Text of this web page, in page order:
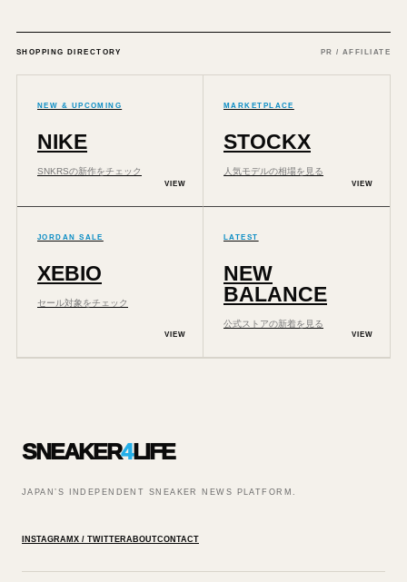
SHOPPING DIRECTORY PR / AFFILIATE
NEW & UPCOMING
NIKE
SNKRSの新作をチェック
VIEW
MARKETPLACE
STOCKX
人気モデルの相場を見る
VIEW
JORDAN SALE
XEBIO
セール対象をチェック
VIEW
LATEST
NEW
BALANCE
公式ストアの新着を見る
VIEW
SNEAKER4LIFE
JAPAN’S INDEPENDENT SNEAKER NEWS PLATFORM.
INSTAGRAM X / TWITTERABOUTCONTACT